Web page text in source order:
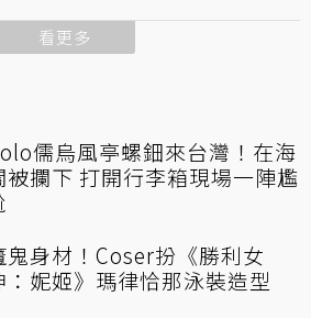
看更多
儒烏風亭螺鈿來台灣！在海
被攔下 打開行李箱現場一陣尷
鬼身材！Coser扮《勝利女
：妮姬》瑪律恰那泳裝造型